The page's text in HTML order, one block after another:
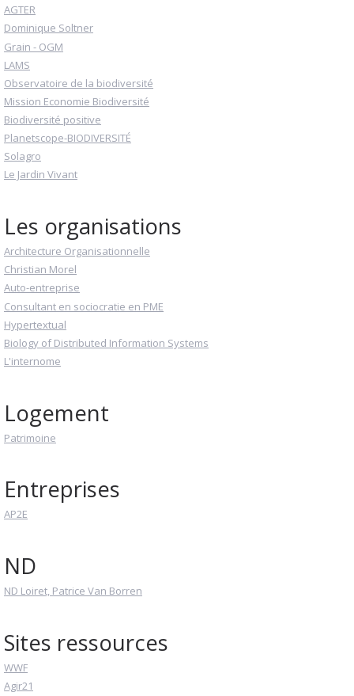
AGTER
Dominique Soltner
Grain - OGM
LAMS
Observatoire de la biodiversité
Mission Economie Biodiversité
Biodiversité positive
Planetscope-BIODIVERSITÉ
Solagro
Le Jardin Vivant
Les organisations
Architecture Organisationnelle
Christian Morel
Auto-entreprise
Consultant en sociocratie en PME
Hypertextual
Biology of Distributed Information Systems
L'internome
Logement
Patrimoine
Entreprises
AP2E
ND
ND Loiret, Patrice Van Borren
Sites ressources
WWF
Agir21